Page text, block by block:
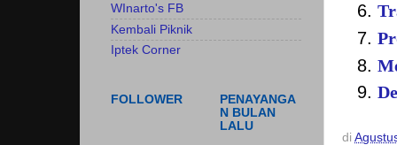
di
WInarto's FB
Kembali Piknik
Iptek Corner
FOLLOWER
PENAYANGA
N BULAN
LALU